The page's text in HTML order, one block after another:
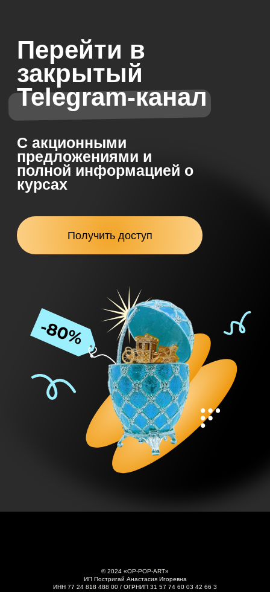
© 2024 «OP-POP-ART»
ИП Постригай Анастасия Игоревна
ИНН 77 24 818 488 00 / ОГРНИП 31 57 74 60 03 42 66 3